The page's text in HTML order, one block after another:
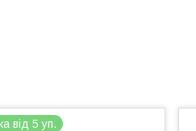
від 5 уп.